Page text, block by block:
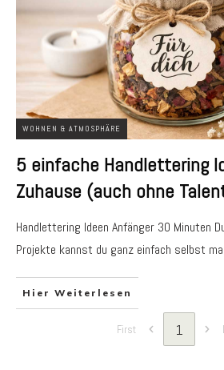
WOHNEN & ATMOSPHÄRE
5 einfache Handlettering
Zuhause (auch ohne
Handlettering Ideen Anfänger 30 Minuten
Projekte kannst du ganz einfach selbst
Hier Weiterlesen
First 1